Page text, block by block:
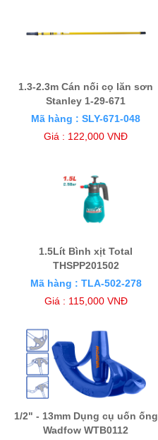
1.3-2.3m Cán nối cọ lăn sơn
Stanley 1-29-671
Mã hàng : SLY-671-048
Giá : 122,000 VNĐ
1.5Lít Bình xịt Total
THSPP201502
Mã hàng : TLA-502-278
Giá : 115,000 VNĐ
1/2" - 13mm Dụng cụ uốn ống
Wadfow WTB0112